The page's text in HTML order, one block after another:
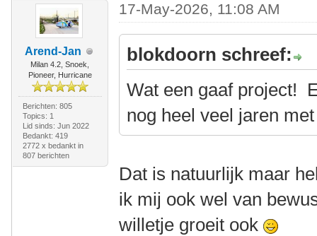
Arend-Jan
Milan 4.2, Snoek,
Pioneer, Hurricane
Berichten: 805
Topics: 1
Lid sinds: Jun 2022
Bedankt: 419
2772 x bedankt in
807 berichten
17-May-2026, 11:08 AM
blokdoorn schreef:
Wat een gaaf project!
nog heel veel jaren
Dat is natuurlijk maar
ik mij ook wel van
willetje groeit ook